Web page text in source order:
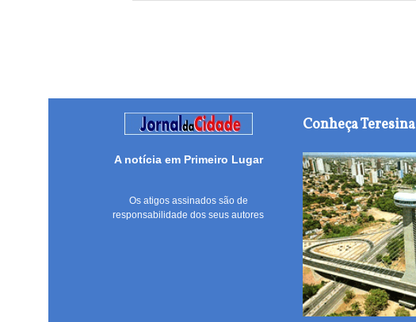
A notícia em Primeiro Lugar
Os atigos assinados são de
responsabilidade dos seus autores
Conheça Teresina